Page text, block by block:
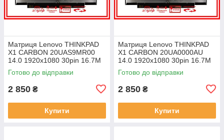
Матриця Lenovo THINKPAD
X1 CARBON 20UAS9MR00
14.0 1920x1080 30pin 16.7M
45% NTSC 300 cd/m² для
ноутбука
Готово до відправки
2 850 ₴
Купити
Матриця Lenovo THINKPAD
X1 CARBON 20UA0000AU
14.0 1920x1080 30pin 16.7M
45% NTSC 300 cd/m² для
ноутбука
Готово до відправки
2 850 ₴
Купити